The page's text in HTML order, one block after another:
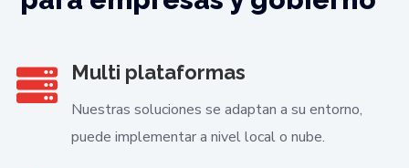
Multi plataformas
Nuestras soluciones se adaptan a su entorno,
puede implementar a nivel local o nube.